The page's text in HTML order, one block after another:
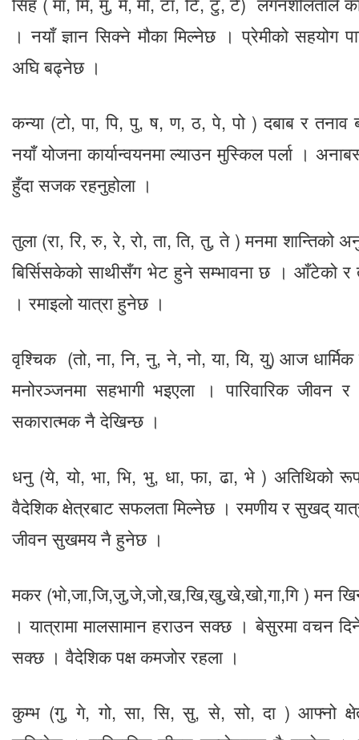
। नयाँ ज्ञान सिक्ने मौका मिल्नेछ । प्रेमीको सहयोग
अघि बढ्नेछ ।
कन्या (टो, पा, पि, पु, ष, ण, ठ, पे, पो ) दबाब र
नयाँ योजना कार्यान्वयनमा ल्याउन मुस्किल पर्ला ।
हुँदा सजक रहनुहोला ।
तुला (रा, रि, रु, रे, रो, ता, ति, तु, ते ) मनमा शान्तिको
बिर्सिसकेको साथीसँग भेट हुने सम्भावना छ । आँटेको र
। रमाइलो यात्रा हुनेछ ।
वृश्चिक (तो, ना, नि, नु, ने, नो, या, यि, यु) आज
मनोरञ्जनमा सहभागी भइएला । पारिवारिक जीवन
सकारात्मक नै देखिन्छ ।
धनु (ये, यो, भा, भि, भु, धा, फा, ढा, भे ) अतिथिको
वैदेशिक क्षेत्रबाट सफलता मिल्नेछ । रमणीय र सुखद्
जीवन सुखमय नै हुनेछ ।
मकर (भो,जा,जि,जु,जे,जो,ख,खि,खु,खे,खो,गा,गि ) मन
। यात्रामा मालसामान हराउन सक्छ । बेसुरमा वचन दिने
सक्छ । वैदेशिक पक्ष कमजोर रहला ।
कुम्भ (गु, गे, गो, सा, सि, सु, से, सो, दा ) आफ्नो